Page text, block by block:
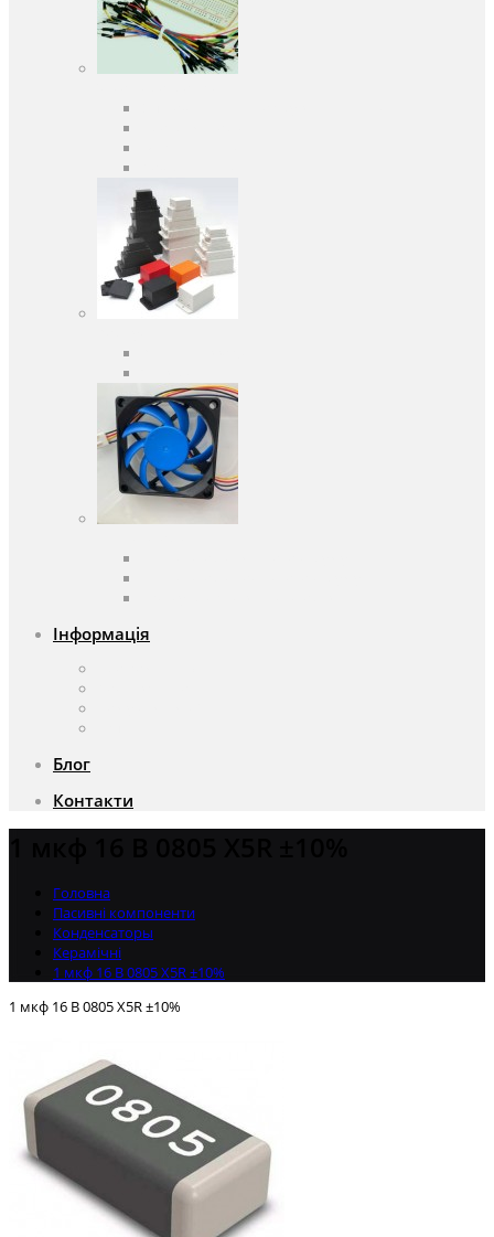
Інформація
Блог
Контакти
Головна
Пасивні компоненти
Конденсаторы
Керамічні
1 мкф 16 В 0805 X5R ±10%
1 мкф 16 В 0805 X5R ±10%